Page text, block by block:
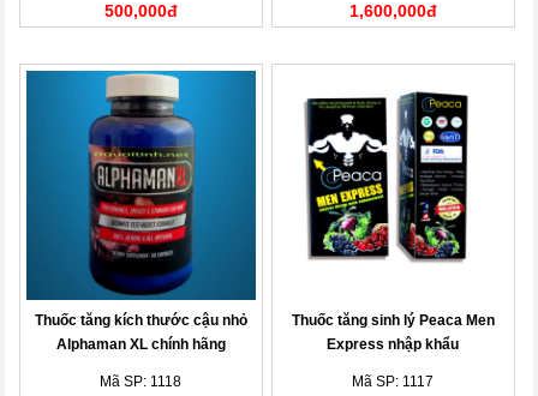
500,000đ 1,600,000đ
Thuốc tăng kích thước cậu nhỏ
Alphaman XL chính hãng
Mã SP: 1118
Thuốc tăng sinh lý Peaca Men
Express nhập khẩu
Mã SP: 1117